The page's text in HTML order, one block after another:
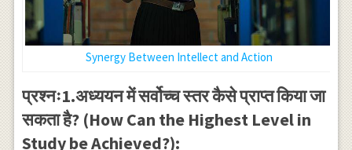
Synergy Between Intellect and Action
प्रश्नः1.अध्ययन में सर्वोच्च स्तर कैसे प्राप्त किया जा
सकता है? (How Can the Highest Level in
Study be Achieved?):